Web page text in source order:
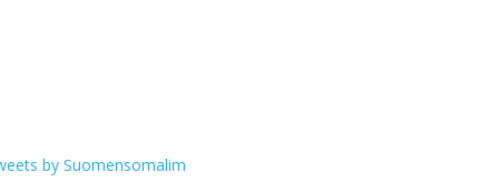
by Suomensomalim